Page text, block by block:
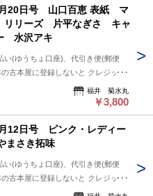
常時発送可能。 ※※郵便局発送ご利
祭日明け発送になります。 ※※※
せ致します。 追跡番号から荷物の
保管期間について-- 此方から連絡
5日間内、購入手続き頂ければ幸
、 購入ご検討頂ければ幸いです。
パックライト 430円 ※追跡番号あ
・レターパックプラス 600円 ※追
により変わります。 (下記紹介部分
間指定ご希望の場合 ※※郵便局
可能です。 --発送について-- 振込確
致します。 ※郵便局ご利用の場合、
祭日明け発送になります。 ※※※
せ致します。 追跡番号から荷物の
保管期間について-- 此方から連絡
5日間内、購入手続き頂ければ幸
20日号 山口百恵 表紙 マ
リーズ 片平なぎさ キャ
水沢アキ
い(ゆうちょ口座)、代引き便(郵便
古本屋に登録しないと クレジット
す。 非会員の方は支払い方法を
換」でご利用下さい。 --状態につい
/汚れ/折れ/破れ/使用感等)は ある
、 購入ご検討頂ければ幸いです。
パックライト 430円 ※追跡番号あ
受け取り (押印またはサイン必要)
より変わります。 (下記紹介部分
福井 菊水丸
￥3,800
12日号 ピンク・レディー
まさき拓味
い(ゆうちょ口座)、代引き便(郵便
古本屋に登録しないと クレジット
す。 非会員の方は支払い方法を